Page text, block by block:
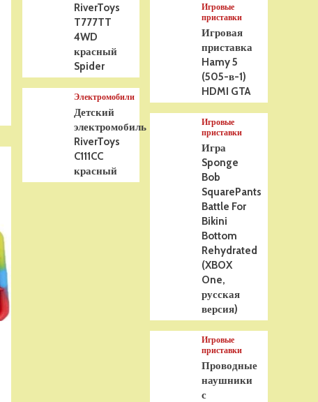
RiverToys
T777TT
4WD
красный
Spider
Электромобили
Детский
электромобиль
RiverToys
C111CC
красный
Игровые
приставки
Игровая
приставка
Hamy 5
(505-в-1)
HDMI GTA
Игровые
приставки
Игра
Sponge
Bob
SquarePants
Battle For
Bikini
Bottom
Rehydrated
(XBOX
One,
русская
версия)
Игровые
приставки
Проводные
наушники
с